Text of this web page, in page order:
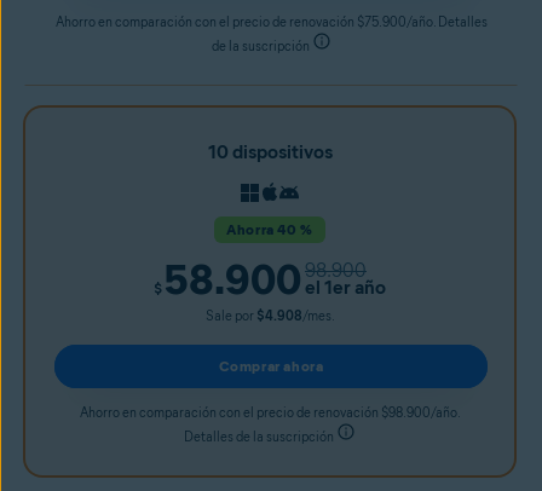
Ahorro en comparación con el precio de renovación $75.900/año. Detalles
de la suscripción
10 dispositivos
Ahorra 40 %
$ 58.900 98.900
el 1er año
Sale por $4.908/mes.
Comprar ahora
Ahorro en comparación con el precio de renovación $98.900/año.
Detalles de la suscripción